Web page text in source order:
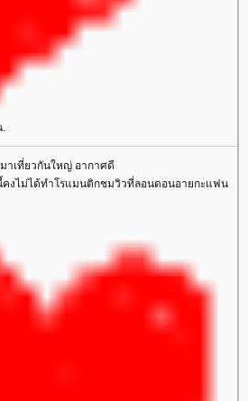
.
าเที่ยวกันใหญ่ อากาศดี
คงไม่ได้ทำโรแมนติกชมวิวที่ลอนดอนอายกะแฟน